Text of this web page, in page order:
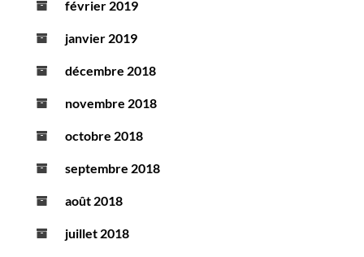
février 2019
janvier 2019
décembre 2018
novembre 2018
octobre 2018
septembre 2018
août 2018
juillet 2018